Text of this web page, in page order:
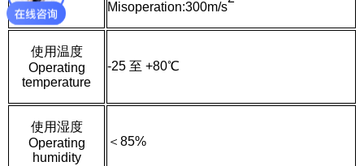
Misoperation:300m/s
使用温度
Operating
temperature
-25 至 +80℃
使用湿度
Operating
humidity
＜85%